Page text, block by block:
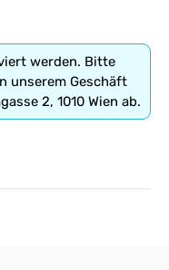
werden. Bitte
unserem Geschäft
2, 1010 Wien ab.